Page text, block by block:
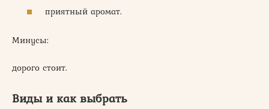
приятный аромат.
Минусы:
дорого стоит.
Виды и как выбрать